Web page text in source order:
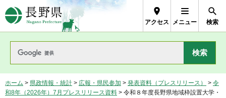
長野県Nagano Prefecture
アクセス メニュー 検索
ホーム > 県政情報・統計 > 広報・県民参加 > 発表資料（プレスリリース） > 令
和8年（2026年）7月プレスリリース資料 > 令和８年度長野県地域枠設置大学・